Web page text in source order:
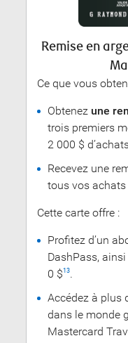
Remise en
Ce que vous
Obtenez une
trois premiers
2 000 $
Recevez une
tous vos
Cette carte offre :
Profitez d’un
DashPass,
0 $13.
Accédez à plus
dans le monde
Mastercard